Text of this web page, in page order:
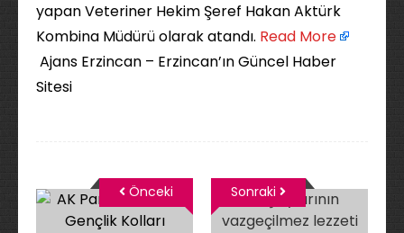
yapan Veteriner Hekim Şeref Hakan Aktürk
Kombina Müdürü olarak atandı. ​ Read More
Ajans Erzincan – Erzincan’ın Güncel Haber
Sitesi
Önceki Sonraki